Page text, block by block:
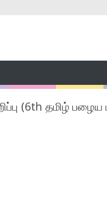
(6th தமிழ் பழைய